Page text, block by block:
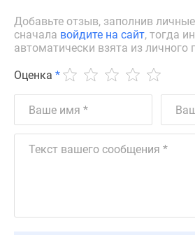
ипотека
#рассрочка
ИТ-
ипотека
скидками
Добавьте отзыв, заполнив
сначала войдите на сайт, тогда
автоматически взята из личного
Оценка *